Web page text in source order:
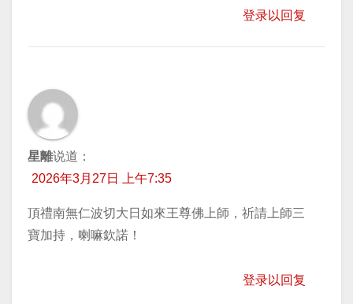
登录以回复
星離说道：
2026年3月27日 上午7:35
頂禮南無仁波切大日如來王尊佛上師，祈請上師三
寶加持，喇嘛欽諾！
登录以回复